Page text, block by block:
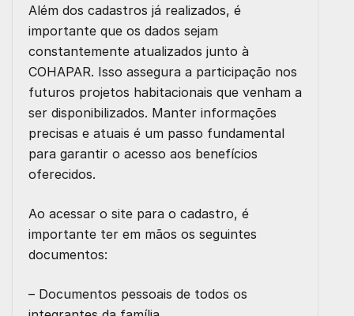
Além dos cadastros já realizados, é
importante que os dados sejam
constantemente atualizados junto à
COHAPAR. Isso assegura a participação nos
futuros projetos habitacionais que venham a
ser disponibilizados. Manter informações
precisas e atuais é um passo fundamental
para garantir o acesso aos benefícios
oferecidos.
Ao acessar o site para o cadastro, é
importante ter em mãos os seguintes
documentos:
– Documentos pessoais de todos os